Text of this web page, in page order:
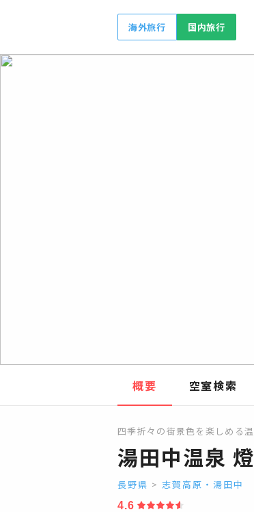
海外旅行 国内旅行
概要 空室検索
四季折々の街景色を楽しめる
湯田中温泉
長野県 > 志賀高原・湯田中
4.6